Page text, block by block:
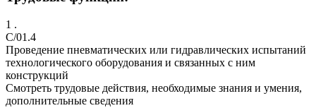
1 .
C/01.4
Проведение пневматических или гидравлических испытаний
технологического оборудования и связанных с ним
конструкций
Смотреть трудовые действия, необходимые знания и умения,
дополнительные сведения